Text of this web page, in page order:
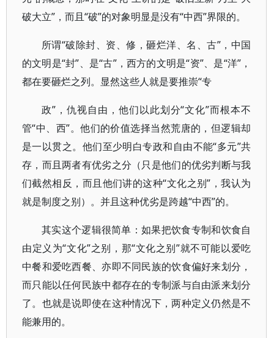
破大立”，而且“破”的对象明显是没有“中西”界限的。
所谓“破除封、资、修，砸烂洋、名、古”，中国
的文明是“封”、是“古”，西方的文明是“资”、是“洋”，
都在要砸烂之列。显然这些人就是要推崇“专
政”，仇视自由，他们以此划分“文化”而根本不
管“中、西”。他们的价值选择当然荒唐的，但逻辑却
是一以贯之。他们至少明白专政和自由不能“多元”共
存，而且两者有优劣之分（只是他们的优劣判断与我
们截然相反，而且他们讲的这种“文化之别”，我认为
就是制度之别）。并且这种优劣是跨越“中西”的。
其实这个逻辑很简单：如果把饮食专制和饮食自
由定义为“文化”之别，那“文化之别”就不可能以爱吃
中餐和爱吃西餐、亦即不同民族的饮食偏好来划分，
而只能以任何民族中都存在的专制派与自由派来划分
了。也就是说即使在这种情况下，两种定义仍然是不
能兼用的。